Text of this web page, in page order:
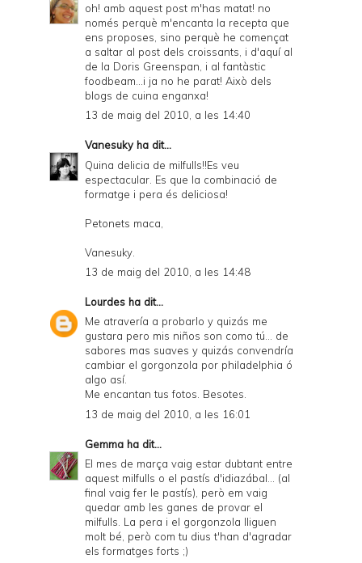
oh! amb aquest post m'has matat! no
només perquè m'encanta la recepta que
ens proposes, sino perquè he començat
a saltar al post dels croissants, i d'aquí al
de la Doris Greenspan, i al fantàstic
foodbeam...i ja no he parat! Això dels
blogs de cuina enganxa!
13 de maig del 2010, a les 14:40
Vanesukyha dit...
Quina delicia de milfulls!!Es veu
espectacular. Es que la combinació de
formatge i pera és deliciosa!
Petonets maca,
Vanesuky.
13 de maig del 2010, a les 14:48
Lourdes ha dit...
Me atravería a probarlo y quizás me
gustara pero mis niños son como tú... de
sabores mas suaves y quizás convendría
cambiar el gorgonzola por philadelphia ó
algo así.
Me encantan tus fotos. Besotes.
13 de maig del 2010, a les 16:01
Gemma ha dit...
El mes de marça vaig estar dubtant entre
aquest milfulls o el pastís d'idiazábal... (al
final vaig fer le pastís), però em vaig
quedar amb les ganes de provar el
milfulls. La pera i el gorgonzola lliguen
molt bé, però com tu dius t'han d'agradar
els formatges forts ;)